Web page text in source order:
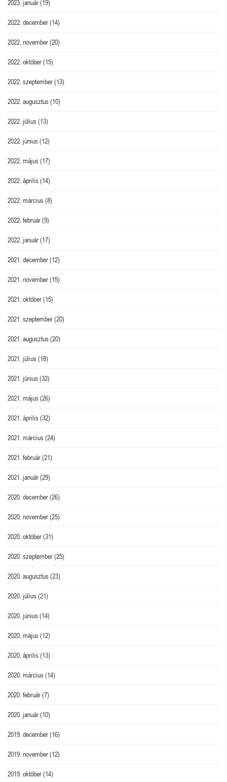
2023. január(19)
2022. december(14)
2022. november(20)
2022. október(15)
2022. szeptember(13)
2022. augusztus(10)
2022. július(13)
2022. június(12)
2022. május(17)
2022. április(14)
2022. március(8)
2022. február(9)
2022. január(17)
2021. december(12)
2021. november(15)
2021. október(15)
2021. szeptember(20)
2021. augusztus(20)
2021. július(18)
2021. június(32)
2021. május(26)
2021. április(32)
2021. március(24)
2021. február(21)
2021. január(29)
2020. december(26)
2020. november(25)
2020. október(31)
2020. szeptember(25)
2020. augusztus(23)
2020. július(21)
2020. június(14)
2020. május(12)
2020. április(13)
2020. március(14)
2020. február(7)
2020. január(10)
2019. december(16)
2019. november(12)
2019. október(14)